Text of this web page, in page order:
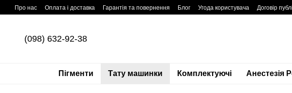
Перейти до основного контенту
Про нас Оплата і доставка Гарантія та повернення Блог Угода користувача Договір
(098) 632-92-38
Пігменти Тату машинки Комплектуючі Анестезія